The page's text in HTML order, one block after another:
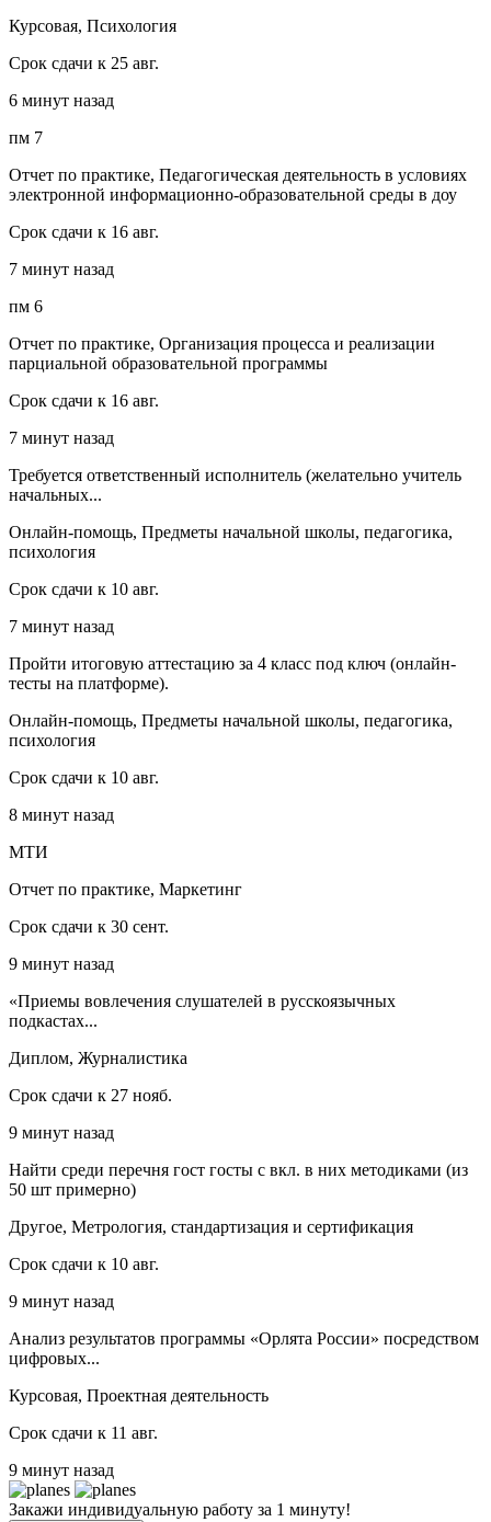
Курсовая, Психология
Срок сдачи к 25 авг.
6 минут назад
пм 7
Отчет по практике, Педагогическая деятельность в условиях
электронной информационно-образовательной среды в доу
Срок сдачи к 16 авг.
7 минут назад
пм 6
Отчет по практике, Организация процесса и реализации
парциальной образовательной программы
Срок сдачи к 16 авг.
7 минут назад
Требуется ответственный исполнитель (желательно учитель
начальных...
Онлайн-помощь, Предметы начальной школы, педагогика,
психология
Срок сдачи к 10 авг.
7 минут назад
Пройти итоговую аттестацию за 4 класс под ключ (онлайн-
тесты на платформе).
Онлайн-помощь, Предметы начальной школы, педагогика,
психология
Срок сдачи к 10 авг.
8 минут назад
МТИ
Отчет по практике, Маркетинг
Срок сдачи к 30 сент.
9 минут назад
«Приемы вовлечения слушателей в русскоязычных
подкастах...
Диплом, Журналистика
Срок сдачи к 27 нояб.
9 минут назад
Найти среди перечня гост госты с вкл. в них методиками (из
50 шт примерно)
Другое, Метрология, стандартизация и сертификация
Срок сдачи к 10 авг.
9 минут назад
Анализ результатов программы «Орлята России» посредством
цифровых...
Курсовая, Проектная деятельность
Срок сдачи к 11 авг.
9 минут назад
Закажи индивидуальную работу за 1 минуту!